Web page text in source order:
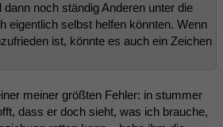
noch ständig Anderen unter die
eigentlich selbst helfen könnten. Wenn
ist, könnte es auch ein Zeichen
meiner größten Fehler: in stummer
dass er doch sieht, was ich brauche,